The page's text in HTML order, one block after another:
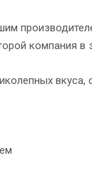
компания